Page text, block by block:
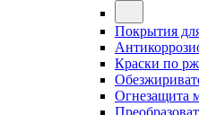
Покрытия
Краски по
Огнезащита